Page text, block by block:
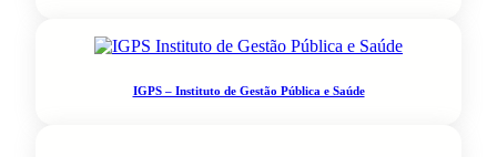
IGPS – Instituto de Gestão Pública e Saúde